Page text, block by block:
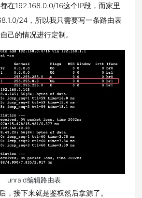
在192.168.0.0/16这个IP段，而家里
24，所以我只需要写一条路由表
己的情况进行定制。
unraid编辑路由表
，接下来就是鉴权然后拿源了。